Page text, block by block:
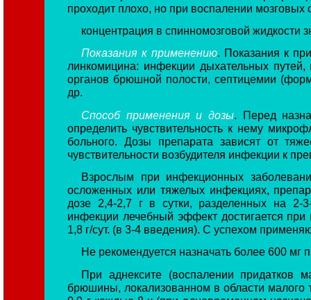
проходит плохо, но при воспалении мозговых
концентрация в спинномозговой жидкости
Показания к применению. Показания к
линкомицина: инфекции дыхательных путей,
органов брюшной полости, септицемии
др.
Способ применения и дозы. Перед
определить чувствительность к нему
больного. Дозы препарата зависят от
чувствительности возбудителя инфекции к
Взрослым при инфекционных
осложенных или тяжелых инфекциях,
дозе 2,4-2,7 г в сутки, разделенных на
инфекции лечебный эффект достигается
1,8 г/сут. (в 3-4 введения). С успехом
Не рекомендуется назначать более 600
При аднексите (воспалении придатков
брюшины, локализованном в области малого